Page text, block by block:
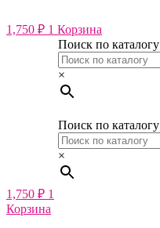
к
содержимому
1,750 ₽ 1 Корзина
Поиск по каталогу
×
Поиск по каталогу
×
1,750 ₽ 1
Корзина